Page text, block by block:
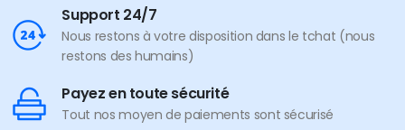
Support 24/7
Nous restons à votre disposition dans le tchat (nous
restons des humains)
Payez en toute sécurité
Tout nos moyen de paiements sont sécurisé